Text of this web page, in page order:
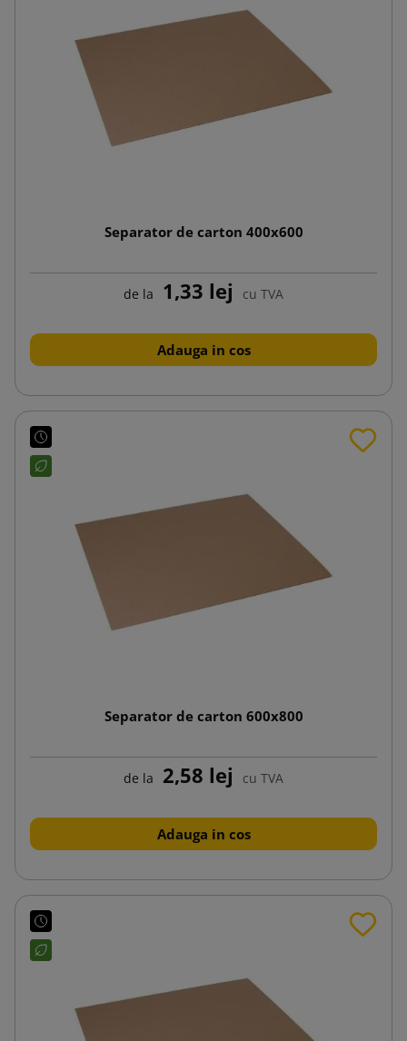
Separator de carton 400x600
de la 1,33 lej cu TVA
Adauga in cos
Separator de carton 600x800
de la 2,58 lej cu TVA
Adauga in cos